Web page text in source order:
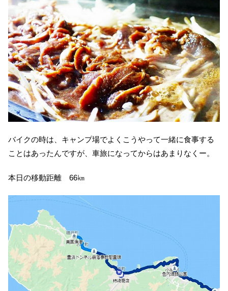
バイクの時は、キャンプ場でよくこうやって一緒に食事する
ことはあったんですが、車旅になってからはあまりなくー。
本日の移動距離 66㎞